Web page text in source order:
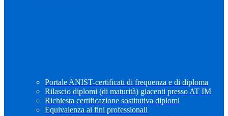
Portale ANIST-certificati di frequenza e di diploma
Rilascio diplomi (di maturità) giacenti presso AT IM
Richiesta certificazione sostitutiva diplomi
Equivalenza ai fini professionali